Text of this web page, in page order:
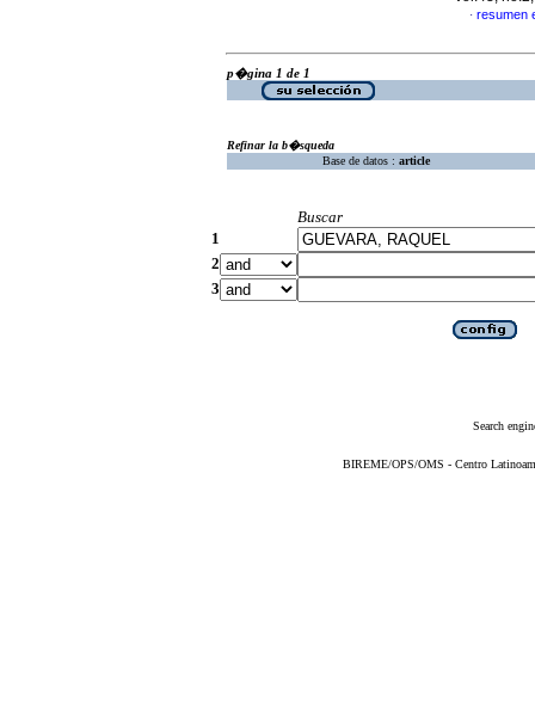
· resumen
p�gina 1 de 1
Refinar la b�squeda
Base de datos : article
Buscar
1
2
3
Search
BIREME/OPS/OMS - Centro